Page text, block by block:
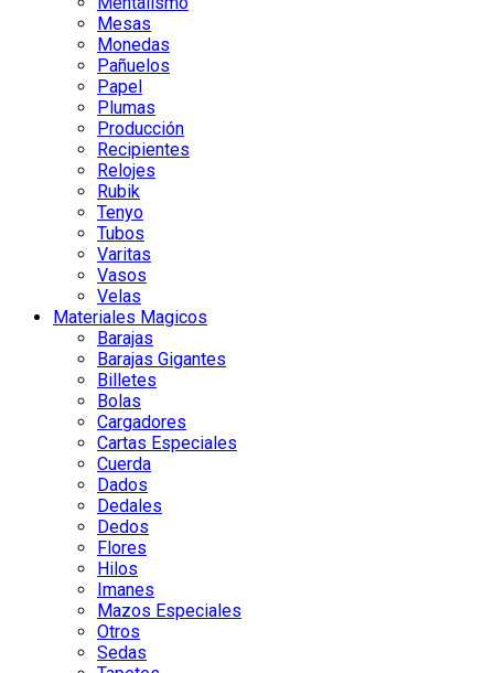
Mesas
Monedas
Pañuelos
Papel
Plumas
Producción
Recipientes
Relojes
Rubik
Tenyo
Tubos
Varitas
Vasos
Velas
Materiales Magicos
Barajas
Barajas Gigantes
Billetes
Bolas
Cargadores
Cartas Especiales
Cuerda
Dados
Dedales
Dedos
Flores
Hilos
Imanes
Mazos Especiales
Otros
Sedas